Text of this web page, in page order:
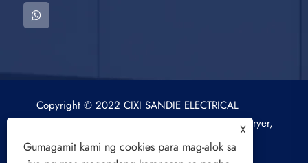
Copyright © 2022 CIXI SANDIE ELECTRICAL
APPLIANCE CO.,LTD. Washing Machine, Spin Dryer,
Air Cooling Fan All Rights Reserved.
X
Gumagamit kami ng cookies para mag-alok sa